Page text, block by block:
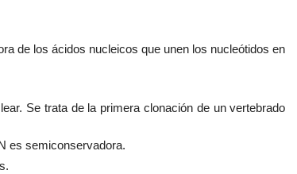
de los ácidos nucleicos que unen los nucleótidos en
Se trata de la primera clonación de un vertebrado
es semiconservadora.